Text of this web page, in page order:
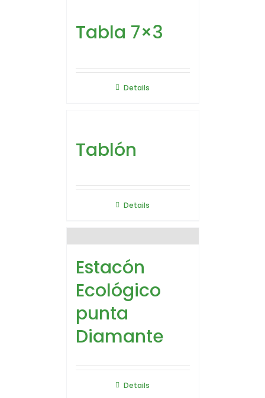
Tabla 7×3
Details
Tablón
Details
Estacón
Ecológico
punta
Diamante
Details